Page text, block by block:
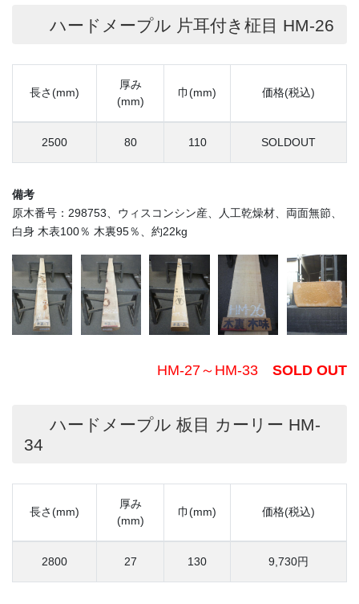
ハードメープル 片耳付き柾目 HM-26
長さ(mm)
厚み
(mm)
巾(mm) 価格(税込)
2500 80 110 SOLDOUT
備考
原木番号：298753、ウィスコンシン産、人工乾燥材、両面無節、
白身 木表100％ 木裏95％、約22kg
HM-27～HM-33 SOLD OUT
ハードメープル 板目 カーリー HM-
34
長さ(mm)
厚み
(mm)
巾(mm) 価格(税込)
2800 27 130 9,730円